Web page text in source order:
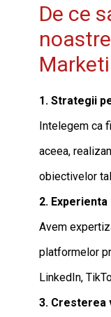
De ce
1. Strategii
Intelegem ca
aceea,
obiectivelor
2.
Avem
platformelor
LinkedIn,
3. Cresterea